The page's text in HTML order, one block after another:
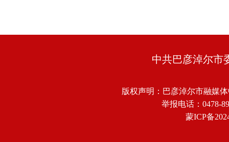
中共巴彦淖尔市
版权声明：巴彦淖尔市融媒
举报电话：0478-
蒙ICP备